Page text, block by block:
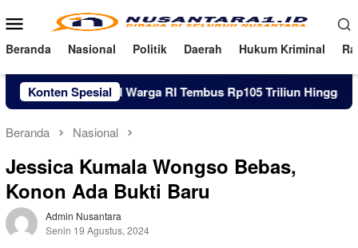
ke
konten
Menu
Mobile
Beranda Nasional Politik Daerah Hukum Kriminal
Konten Spesial
Utang Pinjol Warga RI Tembus Rp105 Triliun Hingga Juni 2026
Beranda Nasional
Jessica Kumala Wongso Bebas,
Konon Ada Bukti Baru
Admin Nusantara
Senin 19 Agustus, 2024